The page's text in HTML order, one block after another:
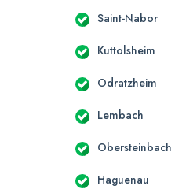
Saint-Nabor
Kuttolsheim
Odratzheim
Lembach
Obersteinbach
Haguenau